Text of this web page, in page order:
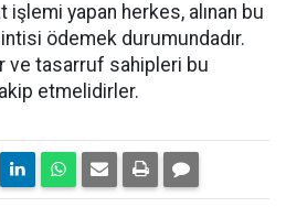
işlemi yapan herkes, alınan bu
ödemek durumundadır.
ve tasarruf sahipleri bu
etmelidirler.